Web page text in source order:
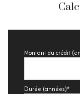
Montant du crédit
Durée (années)*